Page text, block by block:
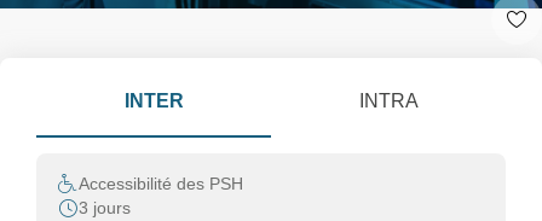
INTER INTRA
Accessibilité des PSH
3 jours